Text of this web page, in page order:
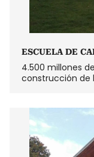
ESCUELA DE
4.500 millones
construcción de